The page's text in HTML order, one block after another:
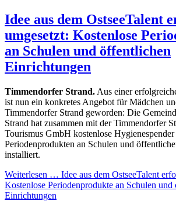
Idee aus dem OstseeTalent
umgesetzt: Kostenlose
an Schulen und öffentlichen
Einrichtungen
Timmendorfer Strand. Aus einer
ist nun ein konkretes Angebot für Mädchen
Timmendorfer Strand geworden: Die
Strand hat zusammen mit der Timmendorfer
Tourismus GmbH kostenlose
Periodenprodukten an Schulen und
installiert.
Weiterlesen … Idee aus dem OstseeTalent
Kostenlose Periodenprodukte an Schulen und
Einrichtungen